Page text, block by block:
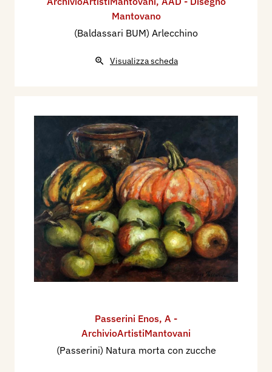
Mantovano
(Baldassari BUM) Arlecchino
Visualizza scheda
Passerini Enos, A -
ArchivioArtistiMantovani
(Passerini) Natura morta con zucche